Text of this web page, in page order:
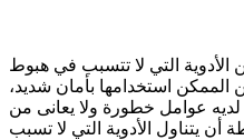
التي لا تتسبب في هبوط
استخدامها بأمان شديد،
عوامل خطورة ولا يعانى من
يتناول الأدوية التي لا تسبب